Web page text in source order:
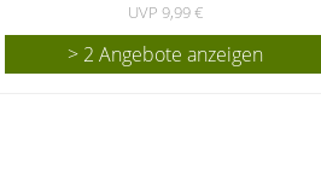
UVP 9,99 €
> 2 Angebote anzeigen